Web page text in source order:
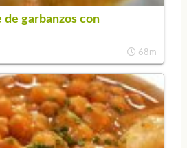
de garbanzos con
68m